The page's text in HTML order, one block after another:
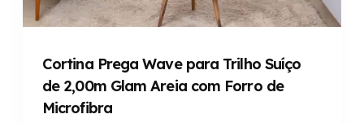
Cortina Prega Wave para Trilho Suíço
de 2,00m Glam Areia com Forro de
Microfibra